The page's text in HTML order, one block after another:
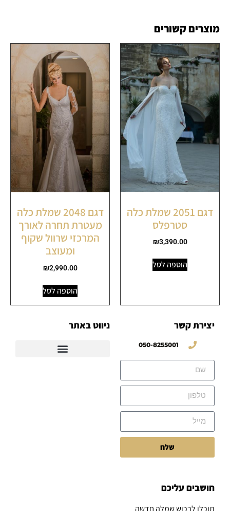
מוצרים קשורים
דגם 2051 שמלת כלה
סטרפלס
₪3,390.00
הוספה לסל
דגם 2048 שמלת כלה
מעטרת תחרה לאורך
המרכזי שרוול שקוף
ומעוצב
₪2,990.00
הוספה לסל
יצירת קשר
050-8255001
שלח
ניווט באתר
חושבים עליכם
תוכלו לרכוש שמלה חדשה